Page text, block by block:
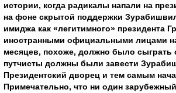
истории, когда радикалы напали на
на фоне скрытой поддержки
имиджа как «легитимного» президента
иностранными официальными лицами
месяцев, похоже, должно было сыграть
путчисты должны были завести
Президентский дворец и тем самым
Примечательно, что ни один